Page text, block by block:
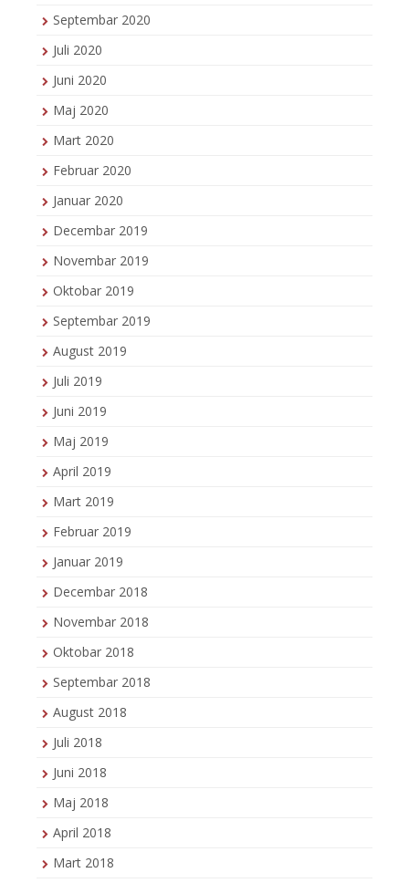
Septembar 2020
Juli 2020
Juni 2020
Maj 2020
Mart 2020
Februar 2020
Januar 2020
Decembar 2019
Novembar 2019
Oktobar 2019
Septembar 2019
August 2019
Juli 2019
Juni 2019
Maj 2019
April 2019
Mart 2019
Februar 2019
Januar 2019
Decembar 2018
Novembar 2018
Oktobar 2018
Septembar 2018
August 2018
Juli 2018
Juni 2018
Maj 2018
April 2018
Mart 2018